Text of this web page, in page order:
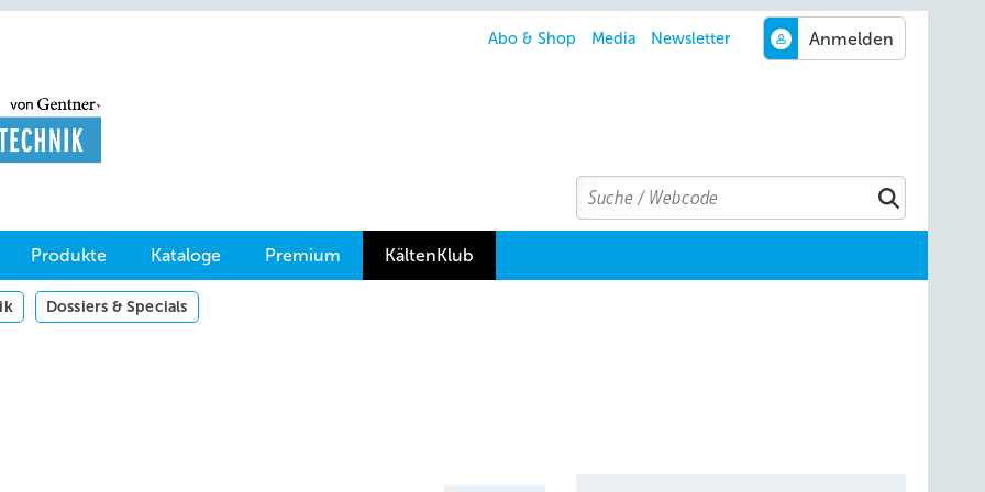
Abo & Shop Media Newsletter
Search
Suchen
Produkte Kataloge Premium KältenKlub
Dossiers & Specials